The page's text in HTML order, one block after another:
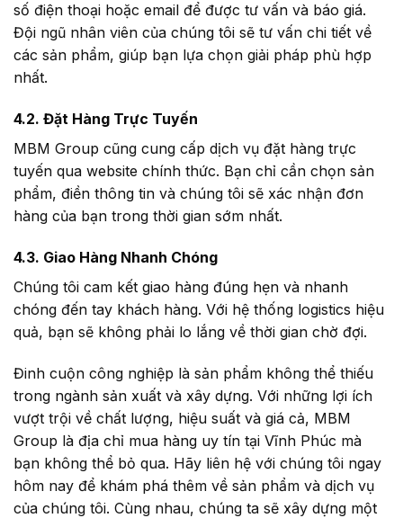
số điện thoại hoặc email để được tư vấn và báo giá.
Đội ngũ nhân viên của chúng tôi sẽ tư vấn chi tiết về
các sản phẩm, giúp bạn lựa chọn giải pháp phù hợp
nhất.
4.2. Đặt Hàng Trực Tuyến
MBM Group cũng cung cấp dịch vụ đặt hàng trực
tuyến qua website chính thức. Bạn chỉ cần chọn sản
phẩm, điền thông tin và chúng tôi sẽ xác nhận đơn
hàng của bạn trong thời gian sớm nhất.
4.3. Giao Hàng Nhanh Chóng
Chúng tôi cam kết giao hàng đúng hẹn và nhanh
chóng đến tay khách hàng. Với hệ thống logistics hiệu
quả, bạn sẽ không phải lo lắng về thời gian chờ đợi.
Đinh cuộn công nghiệp là sản phẩm không thể thiếu
trong ngành sản xuất và xây dựng. Với những lợi ích
vượt trội về chất lượng, hiệu suất và giá cả, MBM
Group là địa chỉ mua hàng uy tín tại Vĩnh Phúc mà
bạn không thể bỏ qua. Hãy liên hệ với chúng tôi ngay
hôm nay để khám phá thêm về sản phẩm và dịch vụ
của chúng tôi. Cùng nhau, chúng ta sẽ xây dựng một